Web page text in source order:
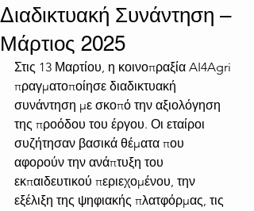
Διαδικτυακή Συνάντηση –
Μάρτιος 2025
Στις 13 Μαρτίου, η κοινοπραξία AI4Agri
πραγματοποίησε διαδικτυακή
συνάντηση με σκοπό την αξιολόγηση
της προόδου του έργου. Οι εταίροι
συζήτησαν βασικά θέματα που
αφορούν την ανάπτυξη του
εκπαιδευτικού περιεχομένου, την
εξέλιξη της ψηφιακής πλατφόρμας, τις